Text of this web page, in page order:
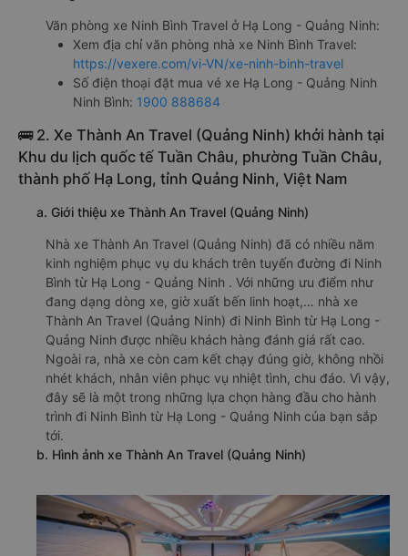
Văn phòng xe Ninh Bình Travel ở Hạ Long - Quảng Ninh:
Xem địa chỉ văn phòng nhà xe Ninh Bình Travel:
https://vexere.com/vi-VN/xe-ninh-binh-travel
Số điện thoại đặt mua vé xe Hạ Long - Quảng Ninh
Ninh Bình: 1900 888684
🚌 2. Xe Thành An Travel (Quảng Ninh) khởi hành tại
Khu du lịch quốc tế Tuần Châu, phường Tuần Châu,
thành phố Hạ Long, tỉnh Quảng Ninh, Việt Nam
a. Giới thiệu xe Thành An Travel (Quảng Ninh)
Nhà xe Thành An Travel (Quảng Ninh) đã có nhiều năm
kinh nghiệm phục vụ du khách trên tuyến đường đi Ninh
Bình từ Hạ Long - Quảng Ninh . Với những ưu điểm như
đang dạng dòng xe, giờ xuất bến linh hoạt,… nhà xe
Thành An Travel (Quảng Ninh) đi Ninh Bình từ Hạ Long -
Quảng Ninh được nhiều khách hàng đánh giá rất cao.
Ngoài ra, nhà xe còn cam kết chạy đúng giờ, không nhồi
nhét khách, nhân viên phục vụ nhiệt tình, chu đáo. Vì vậy,
đây sẽ là một trong những lựa chọn hàng đầu cho hành
trình đi Ninh Bình từ Hạ Long - Quảng Ninh của bạn sắp
tới.
b. Hình ảnh xe Thành An Travel (Quảng Ninh)